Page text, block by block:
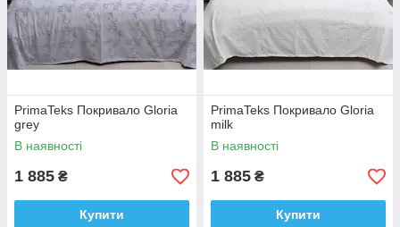
PrimaTeks Покривало Gloria
grey
В наявності
1 885 ₴
Купити
PrimaTeks Покривало Gloria
milk
В наявності
1 885 ₴
Купити